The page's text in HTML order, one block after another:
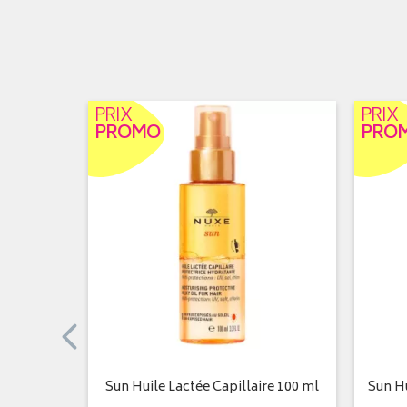
PRIX
PROMO
Sun Huile Lactée Capillaire 100 ml
PRIX
Sun